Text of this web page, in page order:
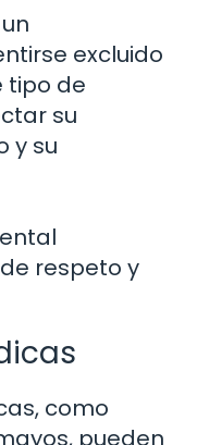
excluido
tipo de
su
y su
respeto y
como
pueden